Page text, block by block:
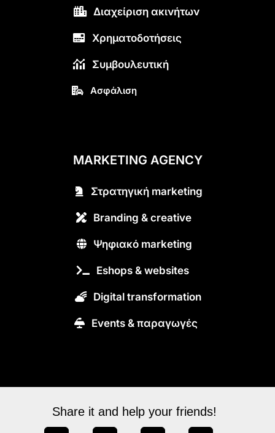
Διαχείριση ακινήτων
Χρηματοδοτήσεις
Συμβουλευτική
Ασφάλιση
MARKETING AGENCY
Στρατηγική marketing
Branding & creative
Ψηφιακό marketing
Eshops & websites
Digital transformation
Εvents & παραγωγές
Share it and help your friends!